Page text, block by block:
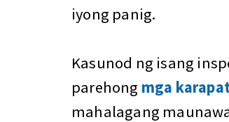
iyong panig.
Kasunod ng isang
parehong mga
mahalagang